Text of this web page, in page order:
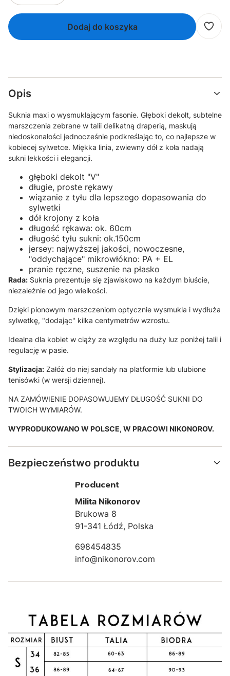
Dodaj do koszyka
Opis
Suknia maxi o wysmuklającym fasonie. Głęboki dekolt, subtelne
marszczenia zebrane w talii delikatną draperią, maskują
niedoskonałości jednocześnie podkreślając to, co najlepsze w
kobiecej sylwetce. Miękka linia, zwiewny dół z koła nadają
sukni lekkości i elegancji.
głęboki dekolt "V"
długie, proste rękawy
wiązanie z tyłu dla lepszego dopasowania do
sylwetki
dół krojony z koła
długość rękawa: ok. 60cm
długość tyłu sukni: ok.150cm
jersey: najwyższej jakości, nowoczesne,
"oddychające" mikrowłókno: PA + EL
pranie ręczne, suszenie na płasko
Rada: Suknia prezentuje się zjawiskowo na każdym biuście,
niezależnie od jego wielkości.
Dzięki pionowym marszczeniom optycznie wysmukla i wydłuża
sylwetkę, "dodając" kilka centymetrów wzrostu.
Idealna dla kobiet w ciąży ze względu na duży luz poniżej talii i
regulację w pasie.
Stylizacja: Załóż do niej sandały na platformie lub ulubione
tenisówki (w wersji dziennej).
NA ZAMÓWIENIE DOPASOWUJEMY DŁUGOŚĆ SUKNI DO
TWOICH WYMIARÓW.
WYPRODUKOWANO W POLSCE, W PRACOWI NIKONOROV.
Bezpieczeństwo produktu
Producent
Milita Nikonorov
Brukowa 8
91-341 Łódź, Polska
698454835
info@nikonorov.com